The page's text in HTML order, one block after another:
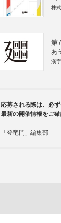
株
第
あ
漢
応募される際は、必
最新の開催情報をご確
「登竜門」編集部